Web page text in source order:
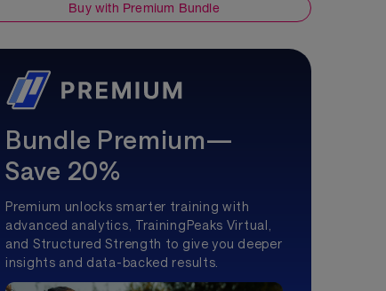
Buy with Premium Bundle
Bundle Premium—
Save 20%
Premium unlocks smarter training with
advanced analytics, TrainingPeaks Virtual,
and Structured Strength to give you deeper
insights and data-backed results.